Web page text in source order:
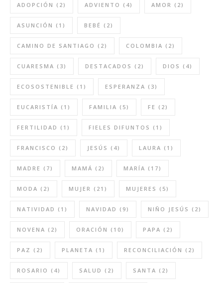
ADOPCIÓN (2) ADVIENTO (4) AMOR (2)
ASUNCIÓN (1) BEBÉ (2)
CAMINO DE SANTIAGO (2) COLOMBIA (2)
CUARESMA (3) DESTACADOS (2) DIOS (4)
ECOSOSTENIBLE (1) ESPERANZA (3)
EUCARISTÍA (1) FAMILIA (5) FE (2)
FERTILIDAD (1) FIELES DIFUNTOS (1)
FRANCISCO (2) JESÚS (4) LAURA (1)
MADRE (7) MAMÁ (2) MARÍA (17)
MODA (2) MUJER (21) MUJERES (5)
NATIVIDAD (1) NAVIDAD (9) NIÑO JESÚS (2)
NOVENA (2) ORACIÓN (10) PAPA (2)
PAZ (2) PLANETA (1) RECONCILIACIÓN (2)
ROSARIO (4) SALUD (2) SANTA (2)